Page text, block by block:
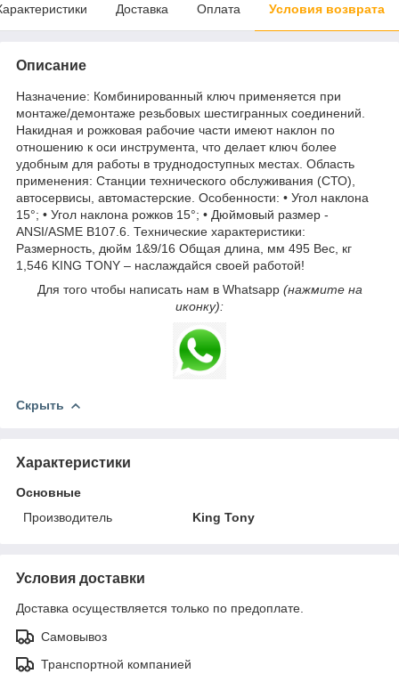
Доставка Оплата Условия возврата
Описание
Назначение: Комбинированный ключ применяется при
монтаже/демонтаже резьбовых шестигранных соединений.
Накидная и рожковая рабочие части имеют наклон по
отношению к оси инструмента, что делает ключ более
удобным для работы в труднодоступных местах. Область
применения: Станции технического обслуживания (СТО),
автосервисы, автомастерские. Особенности: • Угол наклона
15°; • Угол наклона рожков 15°; • Дюймовый размер -
ANSI/ASME B107.6. Технические характеристики:
Размерность, дюйм 1&9/16 Общая длина, мм 495 Вес, кг
1,546 KING TONY – наслаждайся своей работой!
Для того чтобы написать нам в Whatsapp (нажмите на
иконку):
Скрыть
Характеристики
Основные
Производитель
King Tony
Условия доставки
Доставка осуществляется только по предоплате.
Самовывоз
Транспортной компанией